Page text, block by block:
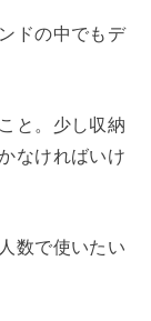
ドの中でもデ
と。少し収納
なければいけ
数で使いたい